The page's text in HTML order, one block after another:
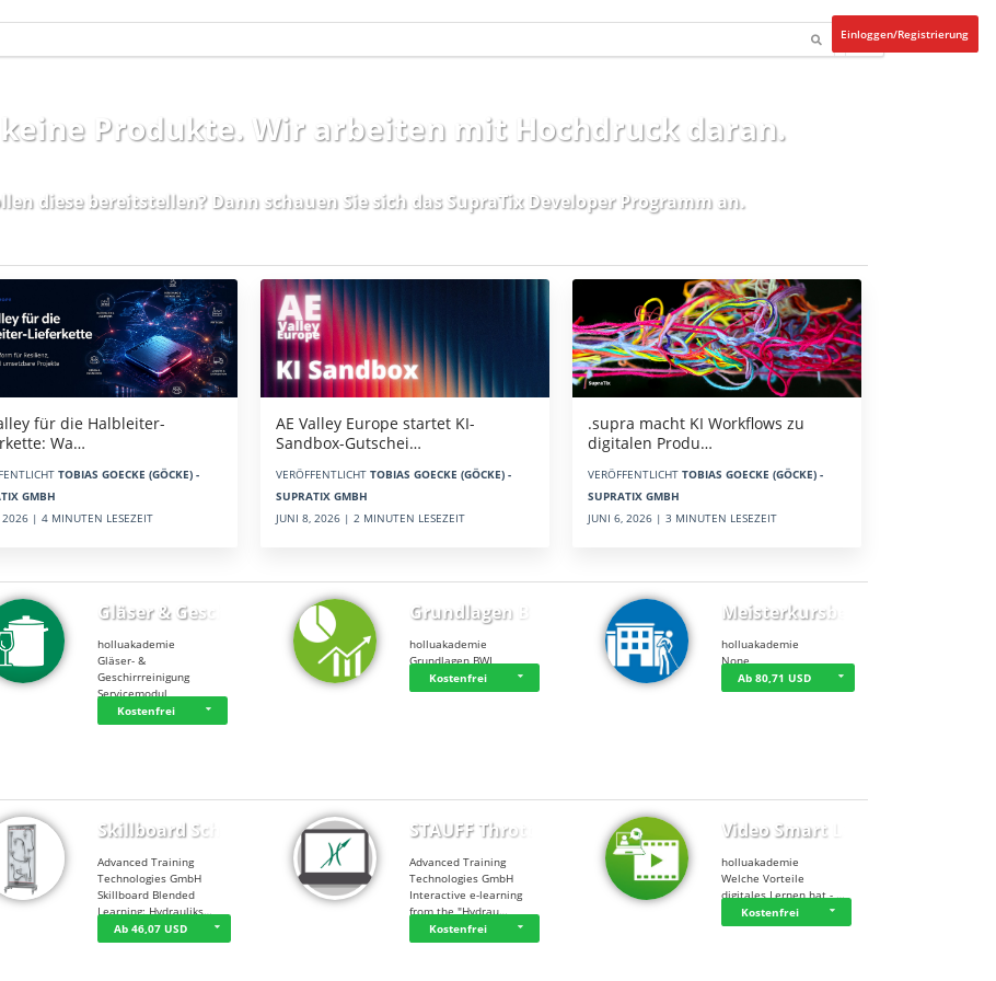
Einloggen/Registrierung
Produkte. Wir arbeiten mit Hochdruck daran.
diese bereitstellen? Dann schauen Sie sich das SupraTix Developer Programman.
für die Halbleiter-
Wa…
TOBIAS GOECKE (GÖCKE) -
GMBH
2026 | 4 MINUTEN LESEZEIT
AE Valley Europe startet KI-
Sandbox-Gutschei…
VERÖFFENTLICHT TOBIAS GOECKE (GÖCKE) -
SUPRATIX GMBH
JUNI 8, 2026 | 2 MINUTEN LESEZEIT
.supra macht KI Workflows zu
digitalen Produ…
VERÖFFENTLICHT TOBIAS GOECKE (GÖCKE) -
SUPRATIX GMBH
JUNI 6, 2026 | 3 MINUTEN LESEZEIT
Gläser & Geschi…
holluakademie
Gläser- &
Geschirrreinigung
Servicemodul
Kostenfrei
Grundlagen BWL
holluakademie
Grundlagen BWL
Kostenfrei
Meisterkursbegl…
holluakademie
None
Ab 80,71 USD
Skillboard Schl…
Advanced Training
Technologies GmbH
Skillboard Blended
Learning: Hydrauliks…
Ab 46,07 USD
STAUFF Throttle…
Advanced Training
Technologies GmbH
Interactive e-learning
from the "Hydrau…
Kostenfrei
Video Smart Lea…
holluakademie
Welche Vorteile
digitales Lernen hat - …
Kostenfrei